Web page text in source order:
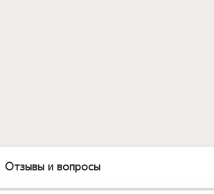
Отзывы и вопросы